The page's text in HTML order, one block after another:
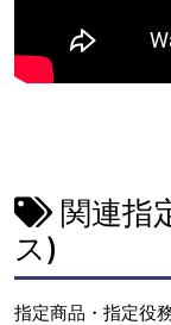
関連指
ス)
指定商品・指定役